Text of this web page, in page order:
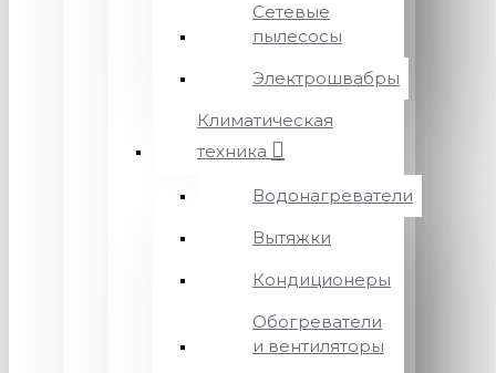
Сетевые
пылесосы
Электрошвабры
Климатическая
техника
Водонагреватели
Вытяжки
Кондиционеры
Обогреватели
и вентиляторы